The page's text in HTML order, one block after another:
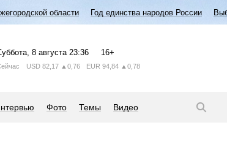
области Год единства народов России
, 8 августа 23:36 16+
USD 82,17 ▲0,76 EUR 94,84 ▲0,78
Фото Темы Видео